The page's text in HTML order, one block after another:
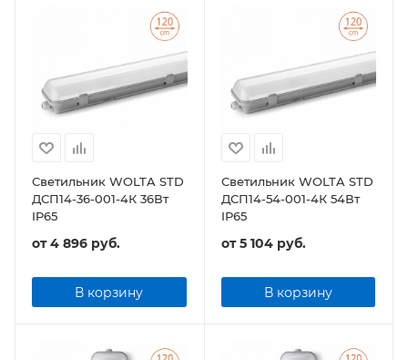
Светильник WOLTA STD
ДСП14-36-001-4К 36Вт
IP65
от4 896 руб.
В корзину
Светильник WOLTA STD
ДСП14-54-001-4К 54Вт
IP65
от5 104 руб.
В корзину